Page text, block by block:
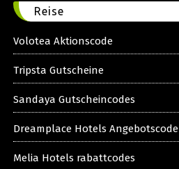
Reise
Volotea Aktionscode
Tripsta Gutscheine
Sandaya Gutscheincodes
Dreamplace Hotels Angebotscode
Melia Hotels rabattcodes